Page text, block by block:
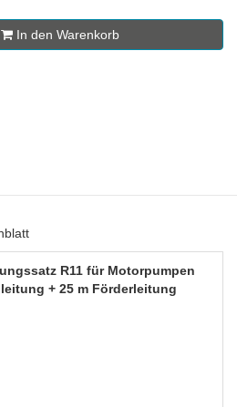
In den Warenkorb
R11 für Motorpumpen
+ 25 m Förderleitung